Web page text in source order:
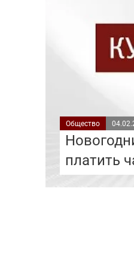
Общество
платить